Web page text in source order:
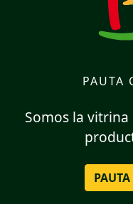
PAUTA
Somos la